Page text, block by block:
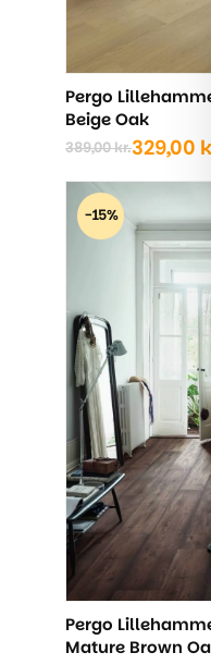
Pergo
Beige Oak
389,00kr.
Den
oprindelige
pris
var:
389,00 kr..
329,00
Den
aktuelle
pris
er:
329,00 kr..
-15%
Pergo
Mature Brown